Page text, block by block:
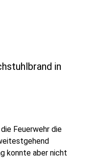
in
Feuerwehr die
konnte aber nicht